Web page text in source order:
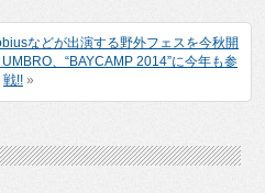
などが出演する野外フェスを今秋開
、“BAYCAMP 2014”に今年も参
戦!! »